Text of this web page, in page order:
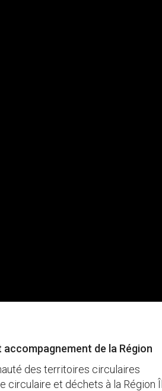
de la Région
des territoires circulaires
circulaire et déchets à la Région